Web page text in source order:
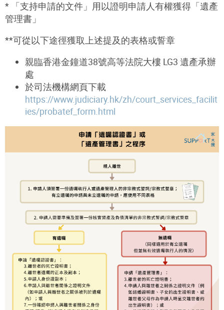
* 「支持申請的文件」用以證明申請人有權獲得 「遺產
管理書」
**可從以下途徑獲取上述提及的表格或誓章
親臨香港金鐘道38號高等法院大樓 LG3 遺產承辦
處
於司法機構網頁下載
https://www.judiciary.hk/zh/court_services_facilit
ies/probatef_form.html